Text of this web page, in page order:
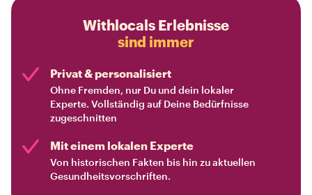
Withlocals Erlebnisse
sind immer
Privat & personalisiert
Ohne Fremden, nur Du und dein lokaler
Experte. Vollständig auf Deine Bedürfnisse
zugeschnitten
Mit einem lokalen Experte
Von historischen Fakten bis hin zu aktuellen
Gesundheitsvorschriften.